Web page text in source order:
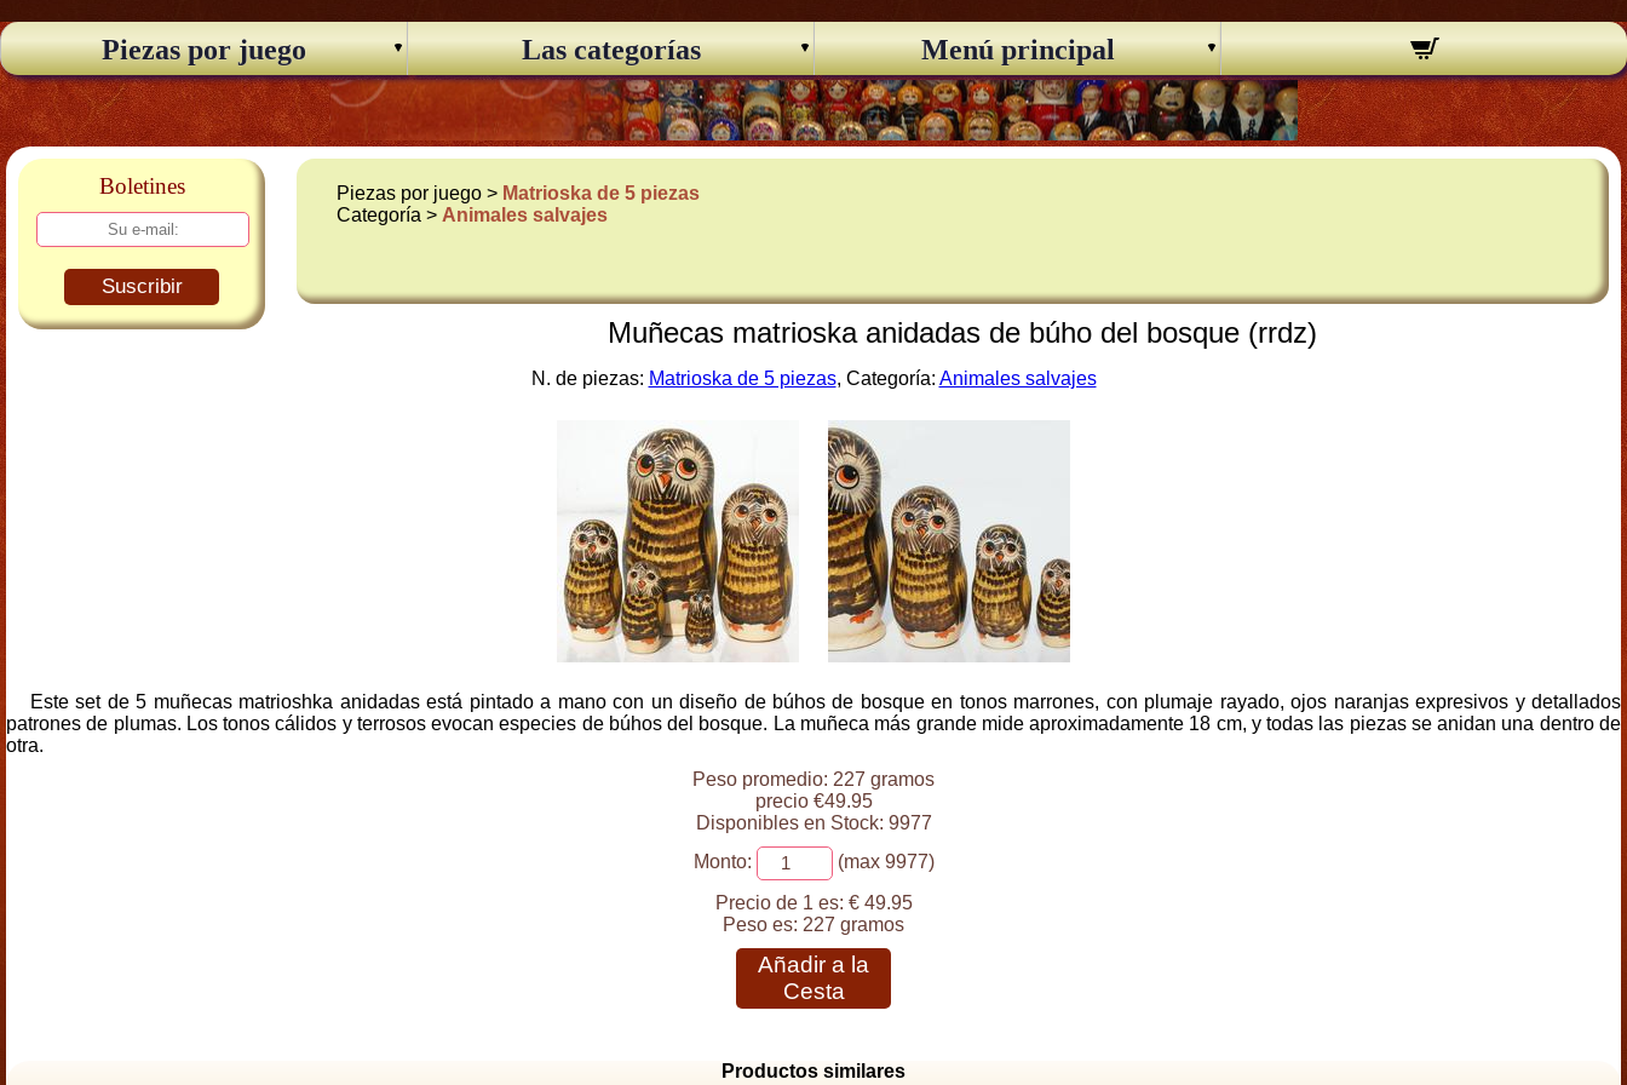
Piezas por juego Las categorías Menú principal
Boletines
Suscribir
Piezas por juego > Matrioska de 5 piezas
Categoría > Animales salvajes
Muñecas matrioska anidadas de búho del bosque (rrdz)
N. de piezas: Matrioska de 5 piezas, Categoría: Animales salvajes
Este set de 5 muñecas matrioshka anidadas está pintado a mano con un diseño de búhos de bosque en tonos marrones, con plumaje rayado, ojos naranjas expresivos y detallados
patrones de plumas. Los tonos cálidos y terrosos evocan especies de búhos del bosque. La muñeca más grande mide aproximadamente 18 cm, y todas las piezas se anidan una dentro de
otra.
Peso promedio: 227 gramos
precio €49.95
Disponibles en Stock: 9977
Monto:
(max 9977)
Precio de 1 es: € 49.95
Peso es: 227 gramos
Añadir a la
Cesta
Productos similares